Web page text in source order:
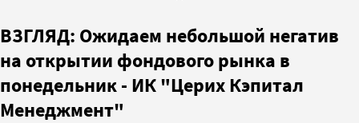
ВЗГЛЯД: Ожидаем небольшой негатив
на открытии фондового рынка в
понедельник - ИК "Церих Кэпитал
Менеджмент"